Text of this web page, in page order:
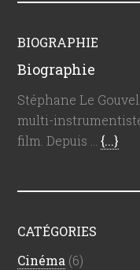
BIOGRAPHIE
Biographie
Stéphane Le
multi-
film. Depuis …{...}
CATÉGORIES
Cinéma (6)